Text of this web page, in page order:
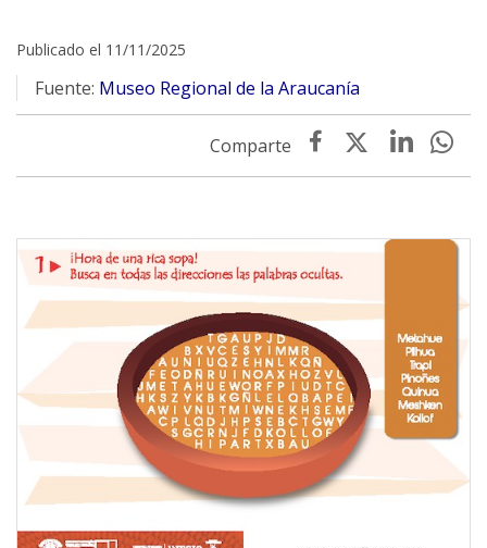
Publicado el 11/11/2025
Fuente: Museo Regional de la Araucanía